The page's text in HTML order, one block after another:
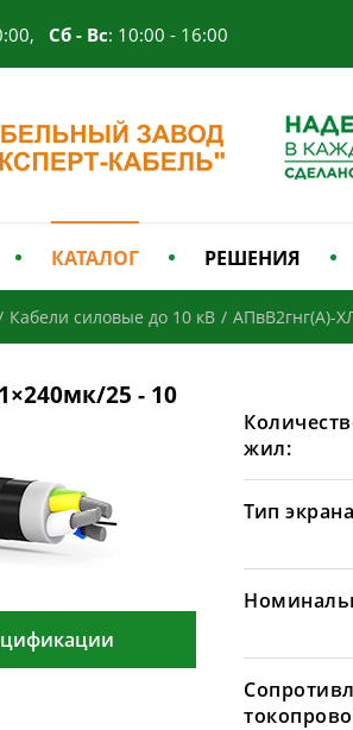
Сб - Вс: 10:00 - 16:00
КАТАЛОГ РЕШЕНИЯ
Кабели силовые до 10 кВ / АПвВ2гнг(А)-
25 - 10
жил:
Тип